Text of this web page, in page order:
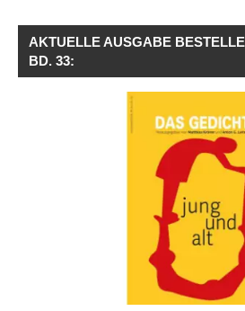
AKTUELLE AUSGABE
BD. 33: